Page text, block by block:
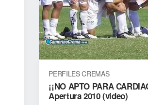
PERFILES CREMAS
¡¡NO APTO PARA
Apertura 2010 (video)